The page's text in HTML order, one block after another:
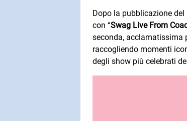
Dopo la pubblicazione
con “Swag Live From
seconda, acclamatissima
raccogliendo momenti
degli show più celebrati